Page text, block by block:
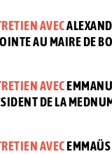
AVEC
AU MAIRE DE
AVEC
DE LA
AVEC